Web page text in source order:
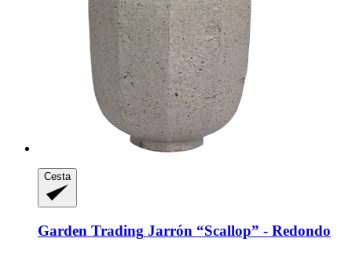
Cesta
Garden Trading Jarrón “Scallop” -​ Redondo